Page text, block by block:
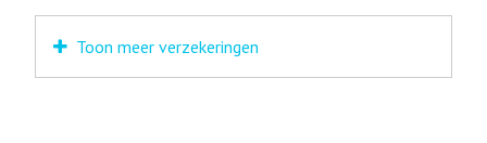
Toon meer verzekeringen